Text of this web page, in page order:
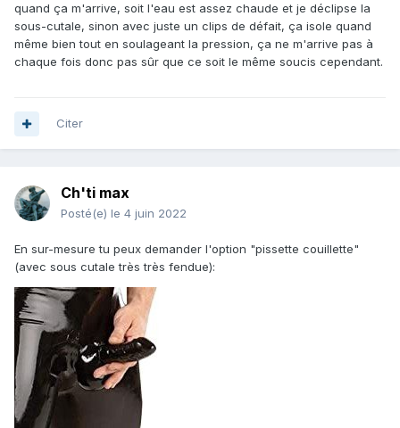
quand ça m'arrive, soit l'eau est assez chaude et je déclipse la
sous-cutale, sinon avec juste un clips de défait, ça isole quand
même bien tout en soulageant la pression, ça ne m'arrive pas à
chaque fois donc pas sûr que ce soit le même soucis cependant.
Citer
Ch'ti max
Posté(e) le 4 juin 2022
En sur-mesure tu peux demander l'option "pissette couillette"
(avec sous cutale très très fendue):